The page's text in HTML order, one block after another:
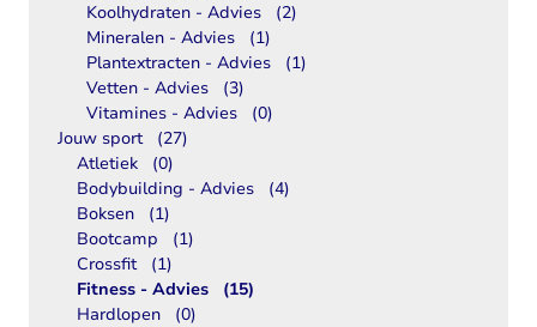
Koolhydraten - Advies
(2)
Mineralen - Advies
(1)
Plantextracten - Advies
(1)
Vetten - Advies
(3)
Vitamines - Advies
(0)
Jouw sport
(27)
Atletiek
(0)
Bodybuilding - Advies
(4)
Boksen
(1)
Bootcamp
(1)
Crossfit
(1)
Fitness - Advies
(15)
Hardlopen
(0)